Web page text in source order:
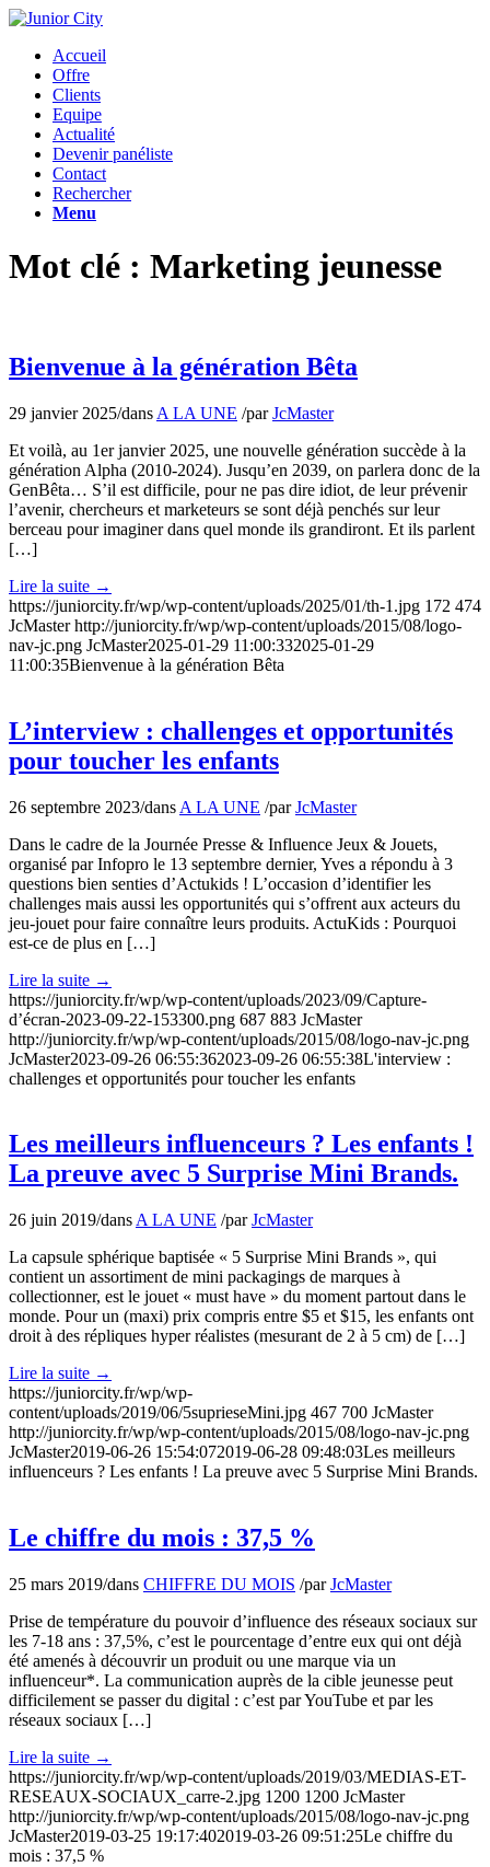
Accueil
Offre
Clients
Equipe
Actualité
Devenir panéliste
Contact
Rechercher
Menu
Mot clé : Marketing jeunesse
Bienvenue à la génération Bêta
29 janvier 2025/dans A LA UNE /parJcMaster
Et voilà, au 1er janvier 2025, une nouvelle génération succède à la
génération Alpha (2010-2024). Jusqu’en 2039, on parlera donc de la
GenBêta… S’il est difficile, pour ne pas dire idiot, de leur prévenir
l’avenir, chercheurs et marketeurs se sont déjà penchés sur leur
berceau pour imaginer dans quel monde ils grandiront. Et ils parlent
[…]
Lire la suite →
https://juniorcity.fr/wp/wp-content/uploads/2025/01/th-1.jpg 172 474
JcMaster http://juniorcity.fr/wp/wp-content/uploads/2015/08/logo-
nav-jc.png JcMaster2025-01-29 11:00:332025-01-29
11:00:35Bienvenue à la génération Bêta
L’interview : challenges et opportunités
pour toucher les enfants
26 septembre 2023/dans A LA UNE /parJcMaster
Dans le cadre de la Journée Presse & Influence Jeux & Jouets,
organisé par Infopro le 13 septembre dernier, Yves a répondu à 3
questions bien senties d’Actukids ! L’occasion d’identifier les
challenges mais aussi les opportunités qui s’offrent aux acteurs du
jeu-jouet pour faire connaître leurs produits. ActuKids : Pourquoi
est-ce de plus en […]
Lire la suite →
https://juniorcity.fr/wp/wp-content/uploads/2023/09/Capture-
d’écran-2023-09-22-153300.png 687 883 JcMaster
http://juniorcity.fr/wp/wp-content/uploads/2015/08/logo-nav-jc.png
JcMaster2023-09-26 06:55:362023-09-26 06:55:38L'interview :
challenges et opportunités pour toucher les enfants
Les meilleurs influenceurs ? Les enfants !
La preuve avec 5 Surprise Mini Brands.
26 juin 2019/dans A LA UNE /parJcMaster
La capsule sphérique baptisée « 5 Surprise Mini Brands », qui
contient un assortiment de mini packagings de marques à
collectionner, est le jouet « must have » du moment partout dans le
monde. Pour un (maxi) prix compris entre $5 et $15, les enfants ont
droit à des répliques hyper réalistes (mesurant de 2 à 5 cm) de […]
Lire la suite →
https://juniorcity.fr/wp/wp-
content/uploads/2019/06/5suprieseMini.jpg 467 700 JcMaster
http://juniorcity.fr/wp/wp-content/uploads/2015/08/logo-nav-jc.png
JcMaster2019-06-26 15:54:072019-06-28 09:48:03Les meilleurs
influenceurs ? Les enfants ! La preuve avec 5 Surprise Mini Brands.
Le chiffre du mois : 37,5 %
25 mars 2019/dans CHIFFRE DU MOIS /parJcMaster
Prise de température du pouvoir d’influence des réseaux sociaux sur
les 7-18 ans : 37,5%, c’est le pourcentage d’entre eux qui ont déjà
été amenés à découvrir un produit ou une marque via un
influenceur*. La communication auprès de la cible jeunesse peut
difficilement se passer du digital : c’est par YouTube et par les
réseaux sociaux […]
Lire la suite →
https://juniorcity.fr/wp/wp-content/uploads/2019/03/MEDIAS-ET-
RESEAUX-SOCIAUX_carre-2.jpg 1200 1200 JcMaster
http://juniorcity.fr/wp/wp-content/uploads/2015/08/logo-nav-jc.png
JcMaster2019-03-25 19:17:402019-03-26 09:51:25Le chiffre du
mois : 37,5 %